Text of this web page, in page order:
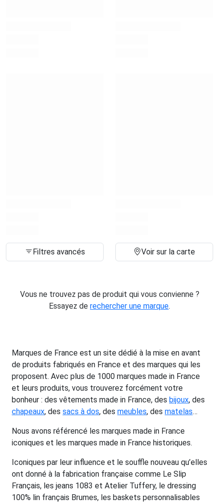
Filtres avancés Voir sur la carte
Vous ne trouvez pas de produit qui vous convienne ?
Essayez de rechercher une marque.
Marques de France est un site dédié à la mise en avant
de produits fabriqués en France et des marques qui les
proposent. Avec plus de 1000 marques made in France
et leurs produits, vous trouverez forcément votre
bonheur : des vêtements made in France, des bijoux, des
chapeaux, des sacs à dos, des meubles, des matelas…
Nous avons référencé les marques made in France
iconiques et les marques made in France historiques.
Iconiques par leur influence et le souffle nouveau qu’elles
ont donné à la fabrication française comme Le Slip
Français, les jeans 1083 et Atelier Tuffery, le dressing
100% lin français Brumes, les baskets personnalisables